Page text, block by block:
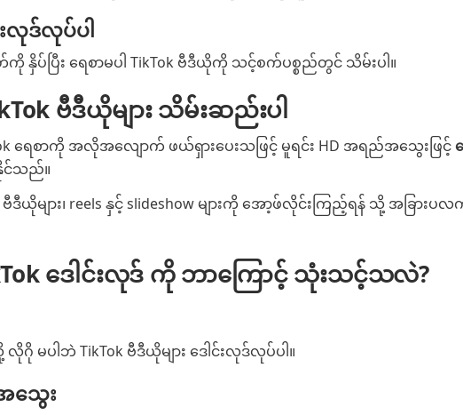
လုဒ်လုပ်ပါ
နှိပ်ပြီး ရေစာမပါ TikTok ဗီဒီယိုကို သင့်စက်ပစ္စည်တွင် သိမ်းပါ။
ဗီဒီယိုများ သိမ်းဆည်းပါ
ရေစာကို အလိုအလျောက် ဖယ်ရှားပေးသဖြင့် မူရင်း HD အရည်အသွေးဖြင့်
သည်။
ယိုများ၊ reels နှင့် slideshow များကို အော့ဖ်လိုင်းကြည့်ရန် သို့ အခြားပလက်
ဒေါင်းလုဒ် ကို ဘာကြောင့် သုံးသင့်သလဲ?
လိုဂို မပါဘဲ TikTok ဗီဒီယိုများ ဒေါင်းလုဒ်လုပ်ပါ။
သွေး